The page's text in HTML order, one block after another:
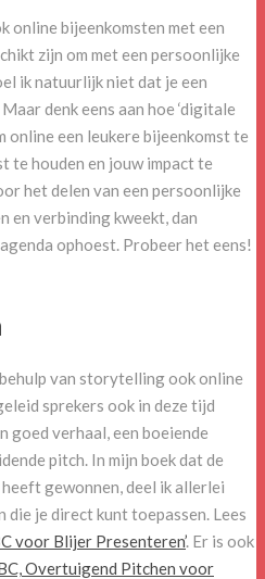
online bijeenkomsten met een
zijn om met een persoonlijke
ik natuurlijk niet dat je een
denk eens aan hoe ‘digitale
online een leukere bijeenkomst te
te houden en jouw impact te
het delen van een persoonlijke
en verbinding kweekt, dan
ophoest. Probeer het eens!
van storytelling ook online
sprekers ook in deze tijd
goed verhaal, een boeiende
pitch. In mijn boek dat de
gewonnen, deel ik allerlei
je direct kunt toepassen. Lees
voor Blijer Presenteren’. Er is ook
Overtuigend Pitchen voor